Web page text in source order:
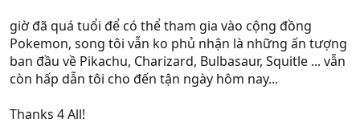
giờ đã quá tuổi để có thể tham gia vào cộng đồng
Pokemon, song tôi vẫn ko phủ nhận là những ấn tượng
ban đầu về Pikachu, Charizard, Bulbasaur, Squitle ... vẫn
còn hấp dẫn tôi cho đến tận ngày hôm nay...
Thanks 4 All!